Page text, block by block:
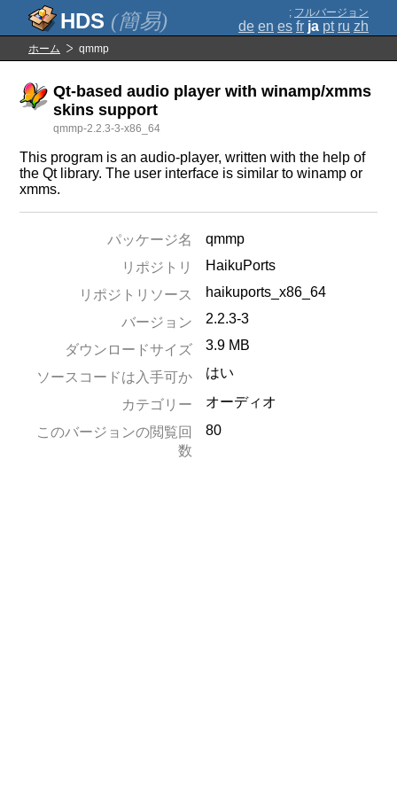
(簡易) ; フルバージョン
de en es fr ja pt ru zh
ホーム qmmp
Qt-based audio player with winamp/xmms
skins support
qmmp-2.2.3-3-x86_64
This program is an audio-player, written with the help of
the Qt library. The user interface is similar to winamp or
xmms.
パッケージ名
qmmp
リポジトリ
HaikuPorts
リポジトリソース
haikuports_x86_64
バージョン
2.2.3-3
ダウンロードサイズ 3.9 MB
ソースコードは入手可か はい
カテゴリー
オーディオ
このバージョンの閲覧回
数
80